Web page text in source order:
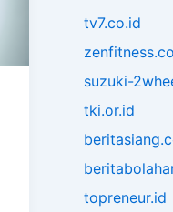
tv7.co.id
suzuki-
tki.or.id
topreneur.id